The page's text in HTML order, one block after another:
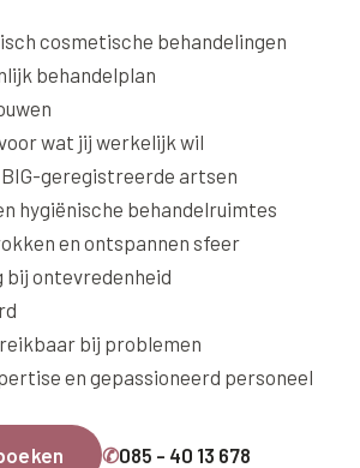
cosmetische behandelingen
behandelplan
wat jij werkelijk wil
geregistreerde artsen
hygiënische behandelruimtes
en ontspannen sfeer
bij ontevredenheid
bij problemen
en gepassioneerd personeel
✆085 - 40 13 678